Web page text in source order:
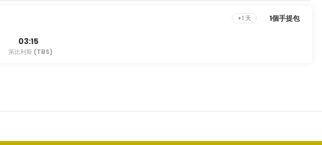
03:15
第比利斯 (TBS)
+1 天 1個手提包